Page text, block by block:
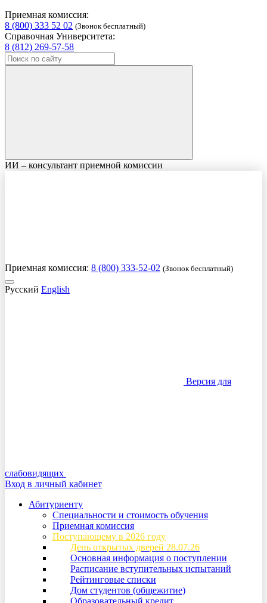
Приемная комиссия:
8 (800) 333 52 02 (Звонок бесплатный)
Справочная Университета:
8 (812) 269-57-58
ИИ – консультант приемной комиссии
Приемная комиссия: 8 (800) 333-52-02 (Звонок бесплатный)
Русский English
Версия для
слабовидящих
Вход в личный кабинет
Абитуриенту
Специальности и стоимость обучения
Приемная комиссия
Поступающему в 2026 году
День открытых дверей 28.07.26
Основная информация о поступлении
Расписание вступительных испытаний
Рейтинговые списки
Дом студентов (общежитие)
Образовательный кредит